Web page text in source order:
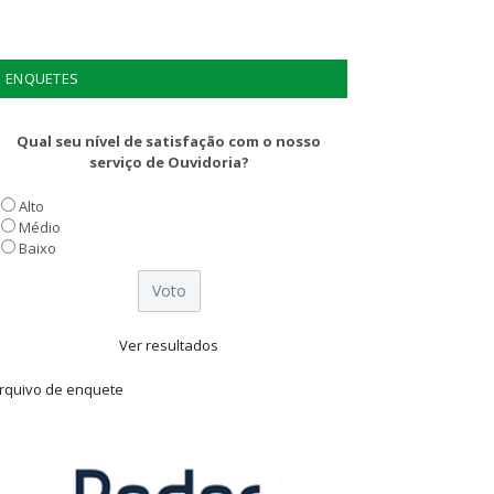
ENQUETES
Qual seu nível de satisfação com o nosso
serviço de Ouvidoria?
Alto
Médio
Baixo
Ver resultados
de enquete